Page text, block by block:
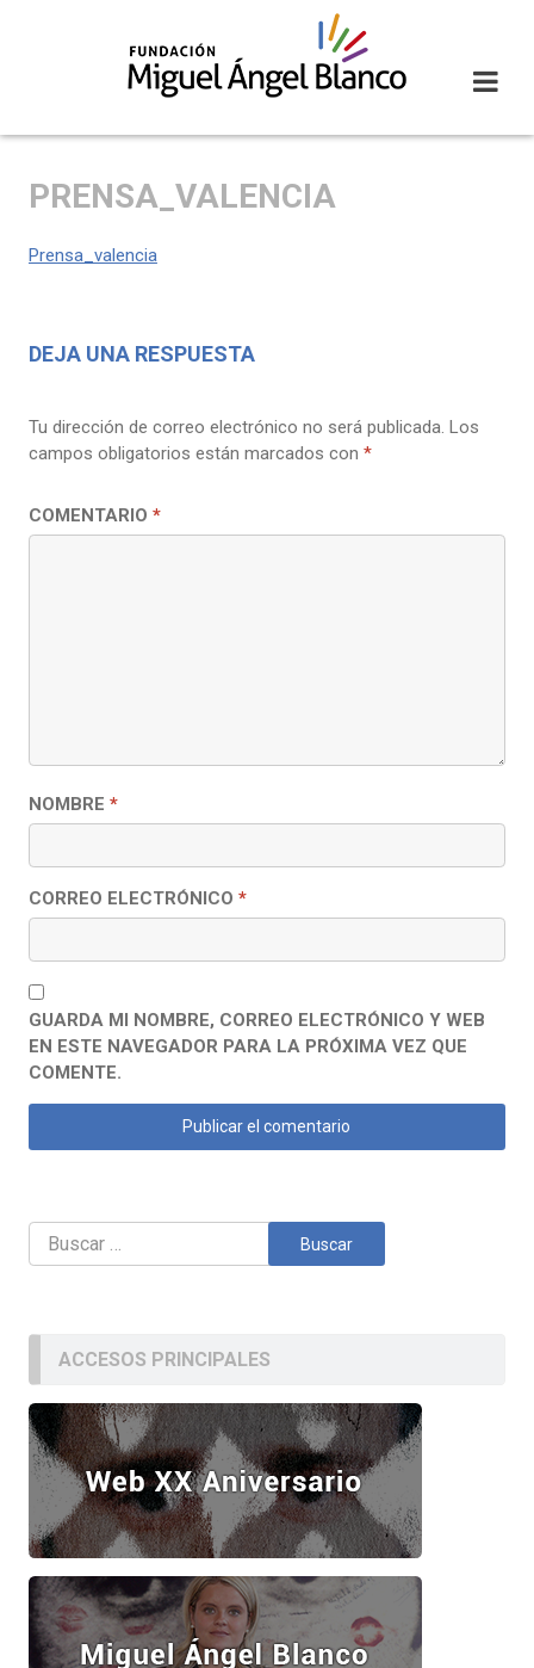
PRENSA_VALENCIA
Prensa_valencia
DEJA UNA RESPUESTA
Tu dirección de correo electrónico no será publicada. Los
campos obligatorios están marcados con *
COMENTARIO *
NOMBRE *
CORREO ELECTRÓNICO *
GUARDA MI NOMBRE, CORREO ELECTRÓNICO Y WEB
EN ESTE NAVEGADOR PARA LA PRÓXIMA VEZ QUE
COMENTE.
Buscar:
ACCESOS PRINCIPALES